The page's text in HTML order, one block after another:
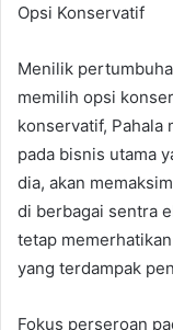
Opsi Konservatif
Menilik
memilih opsi
konservatif, Pahala
pada bisnis utama
dia, akan
di berbagai sentra
tetap
yang terdampak
Fokus perseroan